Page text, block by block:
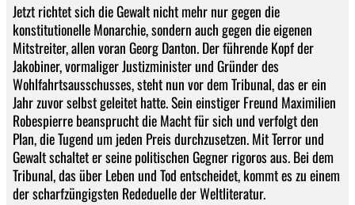
Jetzt richtet sich die Gewalt nicht mehr nur gegen die
konstitutionelle Monarchie, sondern auch gegen die eigenen
Mitstreiter, allen voran Georg Danton. Der führende Kopf der
Jakobiner, vormaliger Justizminister und Gründer des
Wohlfahrtsausschusses, steht nun vor dem Tribunal, das er ein
Jahr zuvor selbst geleitet hatte. Sein einstiger Freund Maximilien
Robespierre beansprucht die Macht für sich und verfolgt den
Plan, die Tugend um jeden Preis durchzusetzen. Mit Terror und
Gewalt schaltet er seine politischen Gegner rigoros aus. Bei dem
Tribunal, das über Leben und Tod entscheidet, kommt es zu einem
der scharfzüngigsten Rededuelle der Weltliteratur.